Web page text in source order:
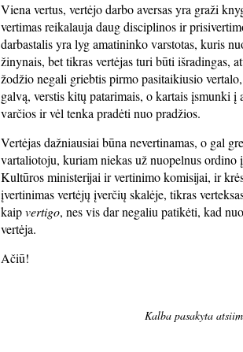
Viena vertus, vertėjo darbo aversas yra graži
vertimas reikalauja daug disciplinos ir
darbastalis yra lyg amatininko varstotas, kuris
žinynais, bet tikras vertėjas turi būti išradingas,
žodžio negali griebtis pirmo pasitaikiusio
galvą, verstis kitų patarimais, o kartais įsmunki
varčios ir vėl tenka pradėti nuo pradžios.
Vertėjas dažniausiai būna nevertinamas, o gal
vartaliotoju, kuriam niekas už nuopelnus
Kultūros ministerijai ir vertinimo komisijai, ir
įvertinimas vertėjų įverčių skalėje, tikras
kaipvertigo, nes vis dar negaliu patikėti, kad
vertėja.
Ačiū!
Kalba pasakyta